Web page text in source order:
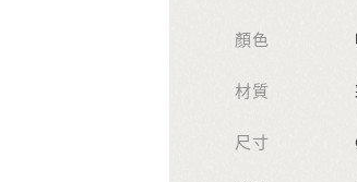
顏色
材質
尺寸